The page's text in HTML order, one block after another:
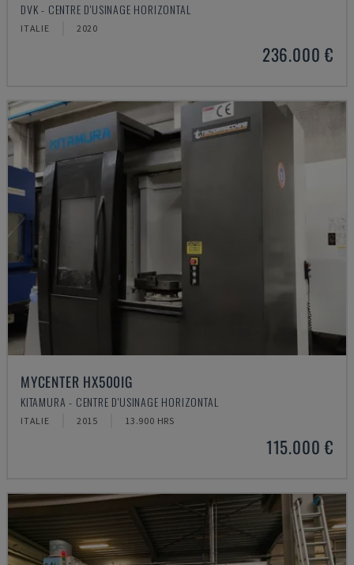
DVK - CENTRE D'USINAGE HORIZONTAL
ITALIE 2020
236.000 €
MYCENTER HX500IG
KITAMURA - CENTRE D'USINAGE HORIZONTAL
ITALIE 2015 13.900 HRS
115.000 €